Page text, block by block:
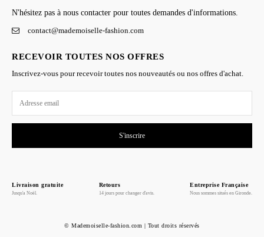
N'hésitez pas à nous contacter pour toutes demandes d'informations.
contact@mademoiselle-fashion.com
RECEVOIR TOUTES NOS OFFRES
Inscrivez-vous pour recevoir toutes nos nouveautés ou nos offres d'achat.
S'inscrire
Livraison gratuite
Jusqu'a Noël.
Retours
14 jours pour changer d'avis.
Entreprise Française
Nous sommes situés en Gironde.
© Mademoiselle-fashion.com | Tout droits réservés